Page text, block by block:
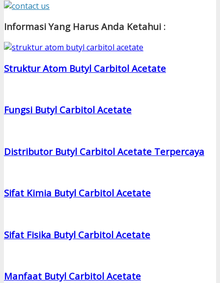
Informasi Yang Harus Anda Ketahui :
Struktur Atom Butyl Carbitol Acetate
Fungsi Butyl Carbitol Acetate
Distributor Butyl Carbitol Acetate Terpercaya
Sifat Kimia Butyl Carbitol Acetate
Sifat Fisika Butyl Carbitol Acetate
Manfaat Butyl Carbitol Acetate